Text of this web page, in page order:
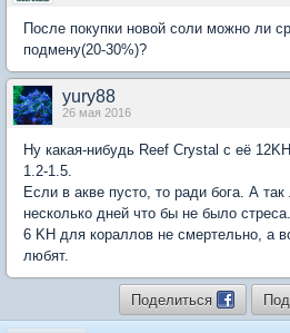
После покупки новой соли можно ли
подмену(20-30%)?
yury88
26 мая 2016
Ну какая-нибудь Reef Crystal с её
1.2-1.5.
Если в акве пусто, то ради бога. А
несколько дней что бы не было стреса.
6 KH для кораллов не смертельно, а
любят.
Поделиться